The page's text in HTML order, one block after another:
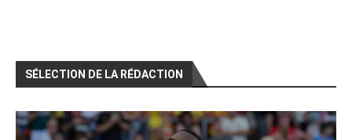
SÉLECTION DE LA RÉDACTION